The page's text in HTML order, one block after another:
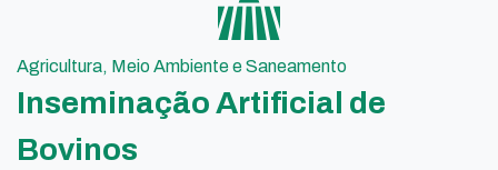
Agricultura, Meio Ambiente e Saneamento
Inseminação Artificial de
Bovinos